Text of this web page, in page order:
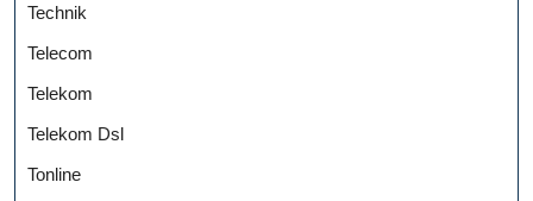
Technik
Telecom
Telekom
Telekom Dsl
Tonline